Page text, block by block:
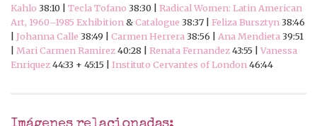
Kahlo 38:10 | Tecla Tofano 38:30 | Radical Women: Latin American
Art, 1960–1985 Exhibition &Catalogue 38:37 | Feliza Bursztyn 38:46
Johanna Calle 38:49 | Carmen Herrera 38:56 | Ana Mendieta 39:51
Mari Carmen Ramirez40:28 | Renata Fernandez43:55 | Vanessa
Enriquez44:33 + 45:15 | Instituto Cervantes of London 46:44